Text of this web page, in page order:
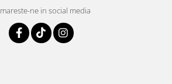
ne in social media